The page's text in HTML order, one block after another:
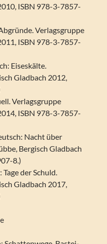
ISBN 978-3-7857-
Verlagsgruppe
ISBN 978-3-7857-
Eiseskälte.
Gladbach 2012,
Verlagsgruppe
ISBN 978-3-7857-
Nacht über
Bergisch Gladbach
8.)
der Schuld.
Gladbach 2017,